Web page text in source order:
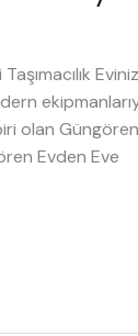
Taşımacılık
olan
Evden Eve